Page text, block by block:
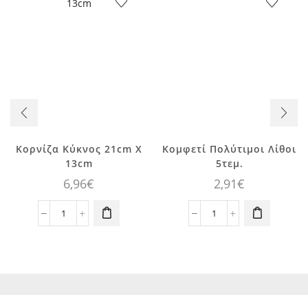
Κορνίζα Κύκνος 21cm X
13cm
6,96€
Κορνίζα
Κομφετί Πολύτιμοι Λίθοι
5τεμ.
2,91€
Κομφετί